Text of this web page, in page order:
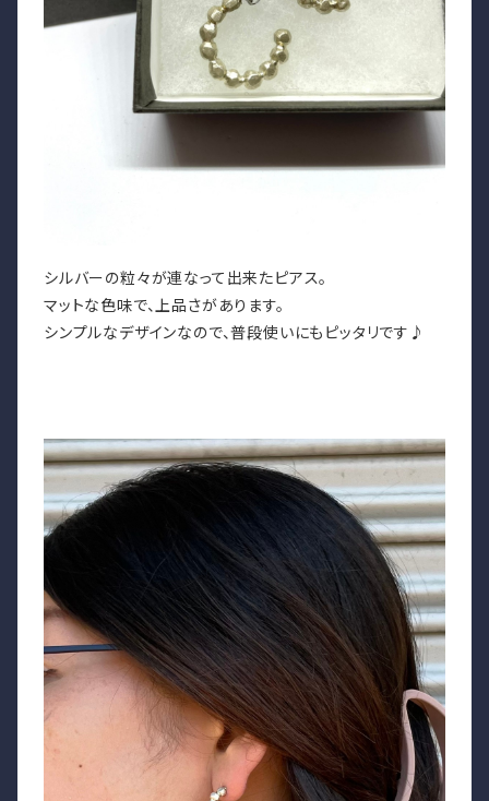
シルバーの粒々が連なって出来たピアス。
マットな色味で、上品さがあります。
シンプルなデザインなので、普段使いにもピッタリです♪